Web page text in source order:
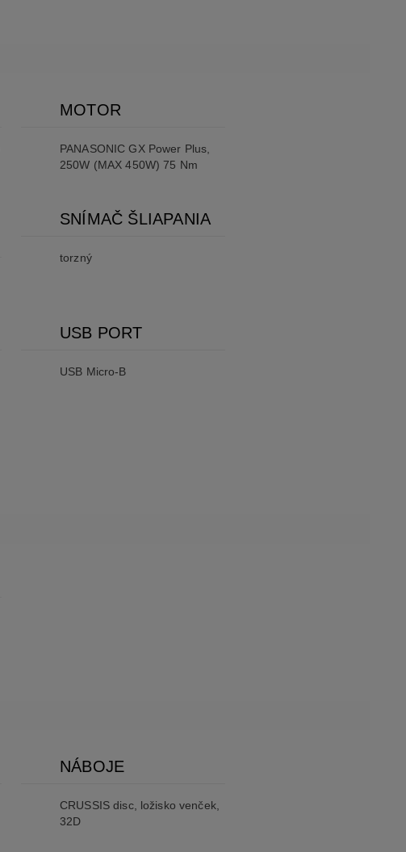
MOTOR
PANASONIC GX Power Plus,
250W (MAX 450W) 75 Nm
SNÍMAČ ŠLIAPANIA
torzný
USB PORT
USB Micro-B
NÁBOJE
CRUSSIS disc, ložisko venček,
32D